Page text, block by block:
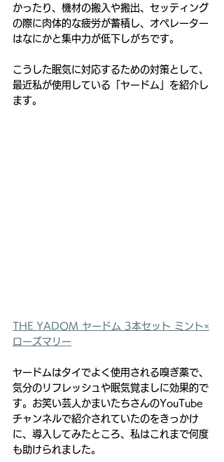
かったり、機材の搬入や搬出、セッティング
の際に肉体的な疲労が蓄積し、オペレーター
はなにかと集中力が低下しがちです。
こうした眠気に対応するための対策として、
最近私が使用している「ヤードム」を紹介し
ます。​
THE YADOM ヤードム 3本セット ミント×
ローズマリー
ヤードムはタイでよく使用される嗅ぎ薬で、
気分のリフレッシュや眠気覚ましに効果的で
す。お笑い芸人かまいたちさんのYouTube
チャンネルで紹介されていたのをきっかけ
に、導入してみたところ、私はこれまで何度
も助けられました。